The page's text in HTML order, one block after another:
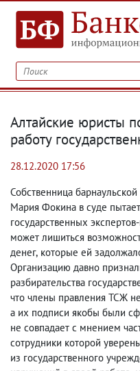
Алтайские юристы
работу
28.12.2020 17:56
Собственница
Мария Фокина в суде
государственных
может лишиться
денег, которые ей
Организацию давно
разбирательства
что члены правления ТСЖ
а их подписи якобы были
не совпадает с мнением
сотрудники которой
из государственного